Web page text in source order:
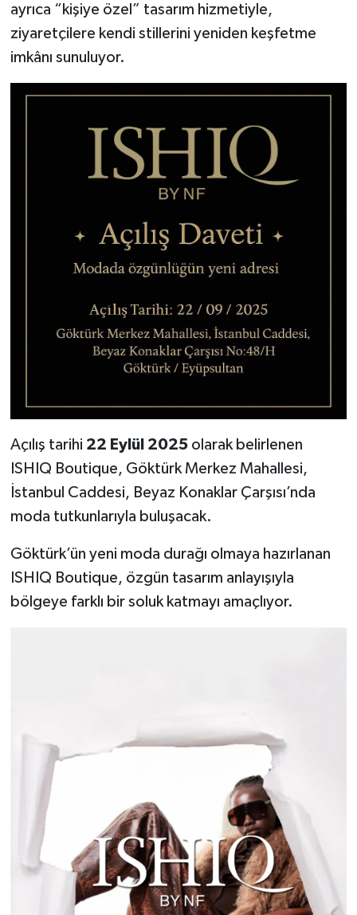
ayrıca “kişiye özel” tasarım hizmetiyle,
ziyaretçilere kendi stillerini yeniden keşfetme
imkânı sunuluyor.
Açılış tarihi 22 Eylül 2025olarak belirlenen
ISHIQ Boutique, Göktürk Merkez Mahallesi,
İstanbul Caddesi, Beyaz Konaklar Çarşısı’nda
moda tutkunlarıyla buluşacak.
Göktürk’ün yeni moda durağı olmaya hazırlanan
ISHIQ Boutique, özgün tasarım anlayışıyla
bölgeye farklı bir soluk katmayı amaçlıyor.